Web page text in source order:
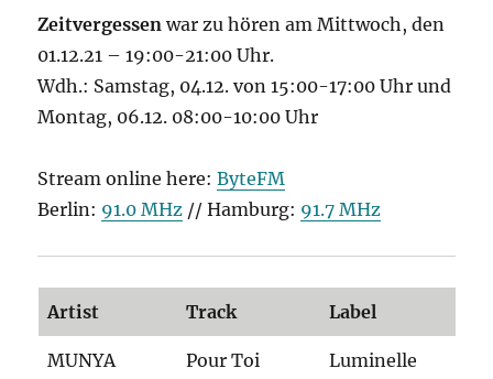
Zeitvergessenwar zu hören am Mittwoch, den
01.12.21 – 19:00-21:00 Uhr.
Wdh.: Samstag, 04.12. von 15:00-17:00 Uhr und
Montag, 06.12. 08:00-10:00 Uhr
Stream online here:ByteFM
Berlin: 91.0 MHz // Hamburg: 91.7 MHz
Artist Track Label
MUNYA Pour Toi
Luminelle